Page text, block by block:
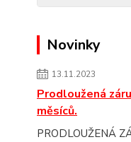
Novinky
13.11.2023
Prodloužená
měsíců.
PRODLOUŽENÁ